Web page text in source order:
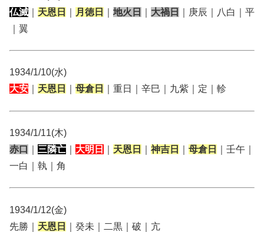
仏滅
天恩日 月徳日 地火日 大禍日
｜庚辰｜八白｜平
｜翼
1934/1/10(水)
大安
天恩日 母倉日 ｜重日｜辛巳｜九紫｜定｜軫
1934/1/11(木)
赤口
三隣亡 大明日 天恩日 神吉日 母倉日
｜壬午｜
一白｜執｜角
1934/1/12(金)
先勝｜ 天恩日 ｜癸未｜二黒｜破｜亢